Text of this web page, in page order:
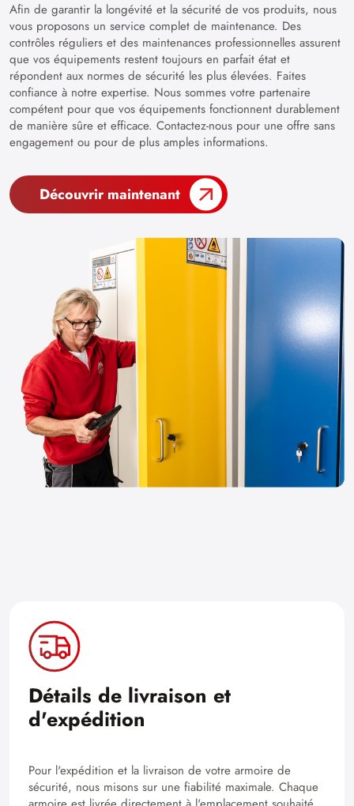
Afin de garantir la longévité et la sécurité de vos produits, nous
vous proposons un service complet de maintenance. Des
contrôles réguliers et des maintenances professionnelles assurent
que vos équipements restent toujours en parfait état et
répondent aux normes de sécurité les plus élevées. Faites
confiance à notre expertise. Nous sommes votre partenaire
compétent pour que vos équipements fonctionnent durablement
de manière sûre et efficace. Contactez-nous pour une offre sans
engagement ou pour de plus amples informations.
Découvrir maintenant
Détails de livraison et
d'expédition
Pour l'expédition et la livraison de votre armoire de
sécurité, nous misons sur une fiabilité maximale. Chaque